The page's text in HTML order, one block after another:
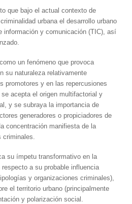
que bajo el actual contexto de
urbana el desarrollo urbano
información y comunicación(TIC), así
un fenómeno que provoca
su naturaleza relativamente
promotores y en las repercusiones
acepta el origen multifactorial y
y se subraya la importancia de
generadores o propiciadores de
concentración manifiesta de la
criminales.
su ímpetu transformativo en la
a su probable influencia
y organizaciones criminales),
el territorio urbano (principalmente
y polarización social.